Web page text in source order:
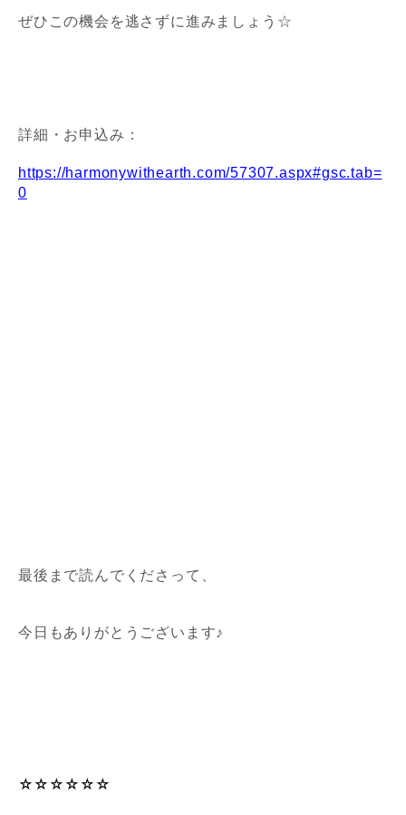
ぜひこの機会を逃さずに進みましょう☆
詳細・お申込み：
https://harmonywithearth.com/57307.aspx#gsc.tab=
0
最後まで読んでくださって、
今日もありがとうございます♪
☆☆☆☆☆☆